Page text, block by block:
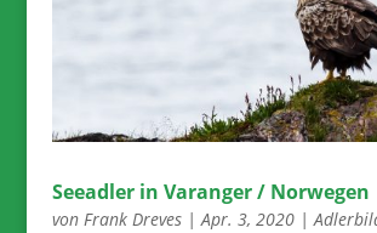
Seeadler in Varanger / Norwegen
von Frank Dreves|Apr. 3, 2020|